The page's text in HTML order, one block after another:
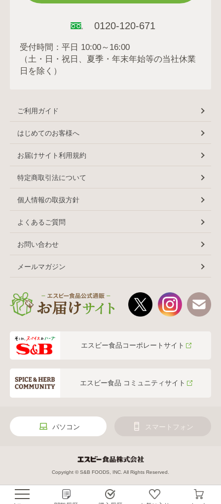
0120-120-671
受付時間：平日 10:00～16:00
（土・日・祝日、夏季・年末年始等の当社休業
日を除く）
ご利用ガイド
はじめてのお客様へ
お届けサイト利用規約
特定商取引法について
個人情報の取扱方針
よくあるご質問
お問い合わせ
メールマガジン
エスビー食品コーポレートサイト
エスビー食品 コミュニティサイト
パソコン スマートフォン
Copyright © S&B FOODS, INC. All Rights Reserved.